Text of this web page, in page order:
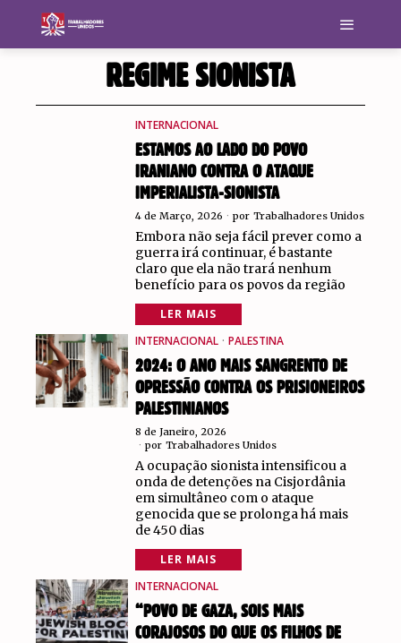
REGIME SIONISTA
INTERNACIONAL
ESTAMOS AO LADO DO POVO
IRANIANO CONTRA O ATAQUE
IMPERIALISTA-SIONISTA
4 de Março, 2026 por Trabalhadores Unidos
Embora não seja fácil prever como a
guerra irá continuar, é bastante
claro que ela não trará nenhum
benefício para os povos da região
LER MAIS
INTERNACIONAL · PALESTINA
2024: O ANO MAIS SANGRENTO DE
OPRESSÃO CONTRA OS PRISIONEIROS
PALESTINIANOS
8 de Janeiro, 2026
por Trabalhadores Unidos
A ocupação sionista intensificou a
onda de detenções na Cisjordânia
em simultâneo com o ataque
genocida que se prolonga há mais
de 450 dias
LER MAIS
INTERNACIONAL
“POVO DE GAZA, SOIS MAIS
CORAJOSOS DO QUE OS FILHOS DE